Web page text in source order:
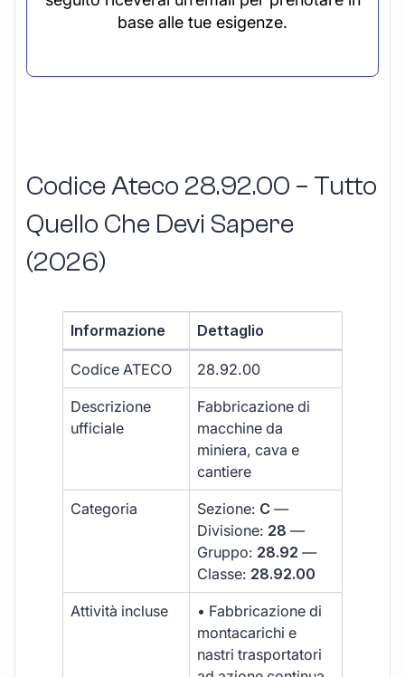
base alle tue esigenze.
Codice Ateco 28.92.00 – Tutto
Quello Che Devi Sapere
(2026)
Informazione Dettaglio
Codice ATECO 28.92.00
Descrizione
ufficiale
Fabbricazione di
macchine da
miniera, cava e
cantiere
Categoria Sezione: C —
Divisione: 28 —
Gruppo: 28.92 —
Classe: 28.92.00
Attività incluse
• Fabbricazione di
montacarichi e
nastri trasportatori